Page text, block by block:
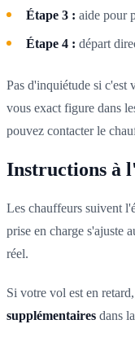
Étape 3 : aide pour
Étape 4 : départ
Pas d'inquiétude si c'est
vous exact figure dans
pouvez contacter le
Instructions à
Les chauffeurs suivent
prise en charge s'ajuste
réel.
Si votre vol est en
supplémentaires dans